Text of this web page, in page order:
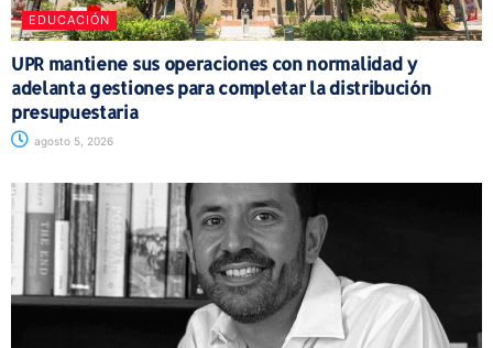
EDUCACIÓN
UPR mantiene sus operaciones con normalidad y
adelanta gestiones para completar la distribución
presupuestaria
agosto 5, 2026